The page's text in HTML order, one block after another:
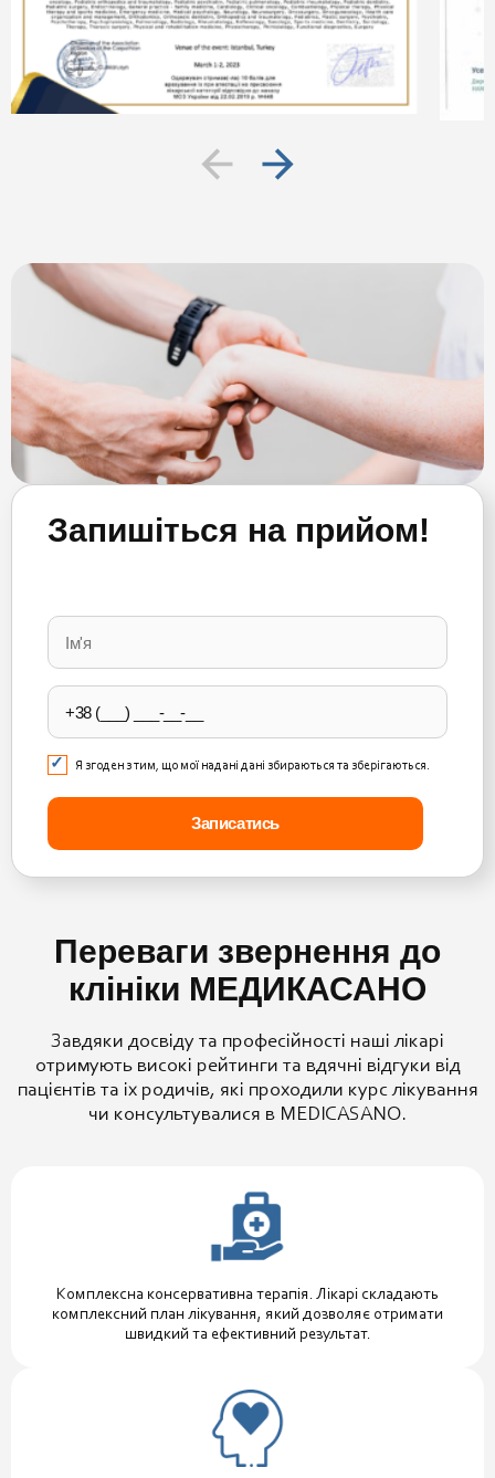
Запишіться на прийом!
leave
this
field
empty.
Я згоден з тим, що мої надані дані збираються та зберігаються.
Переваги звернення до
клініки МЕДИКАСАНО
Завдяки досвіду та професійності наші лікарі
отримують високі рейтинги та вдячні відгуки від
пацієнтів та іх родичів, які проходили курс лікування
чи консультувалися в MEDICASANO.
Комплексна консервативна терапія. Лікарі складають
комплексний план лікування, який дозволяє отримати
швидкий та ефективний результат.